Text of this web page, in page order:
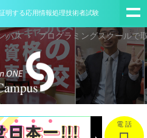
明する応用情報処理技術者試験
パス プログラミングスクールで
電 話